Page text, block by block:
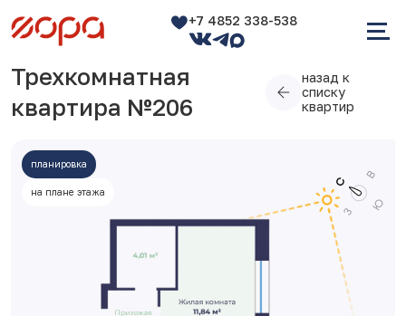
+7 4852 338-538
Трехкомнатная
квартира №206
назад к
списку
квартир
планировка
на плане этажа